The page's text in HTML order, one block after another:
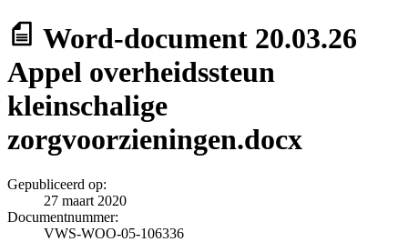
Word-document 20.03.26
Appel overheidssteun
kleinschalige
zorgvoorzieningen.docx
Gepubliceerd op:
27 maart 2020
Documentnummer:
VWS-WOO-05-106336